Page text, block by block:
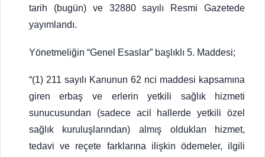
tarih (bugün) ve 32880 sayılı Resmi Gazetede
yayımlandı.
Yönetmeliğin “Genel Esaslar” başlıklı 5. Maddesi;
“(1) 211 sayılı Kanunun 62 nci maddesi kapsamına
giren erbaş ve erlerin yetkili sağlık hizmeti
sunucusundan (sadece acil hallerde yetkili özel
sağlık kuruluşlarından) almış oldukları hizmet,
tedavi ve reçete farklarına ilişkin ödemeler, ilgili